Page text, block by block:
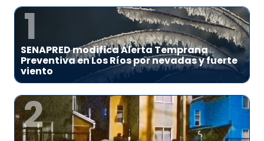
1
SENAPRED modifica Alerta Temprana
Preventiva en Los Ríos por nevadas y fuerte
viento
2